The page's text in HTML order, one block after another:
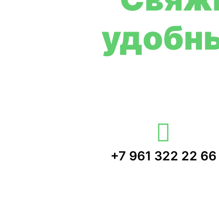
+7 961 322 22 66